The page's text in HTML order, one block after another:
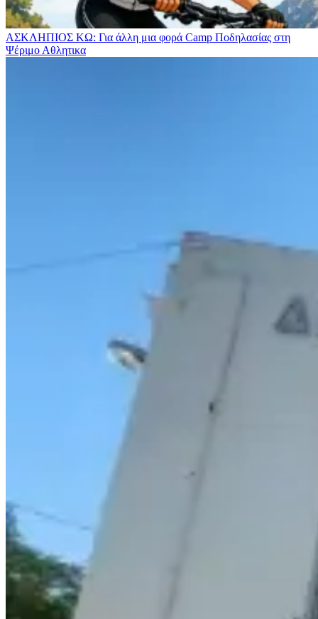
ΑΣΚΛΗΠΙΟΣ ΚΩ: Για άλλη μια φορά Camp Ποδηλασίας στη
Ψέριμο Αθλητικα